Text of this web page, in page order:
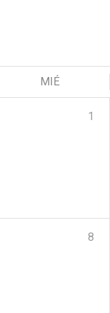
MIÉ
1
8